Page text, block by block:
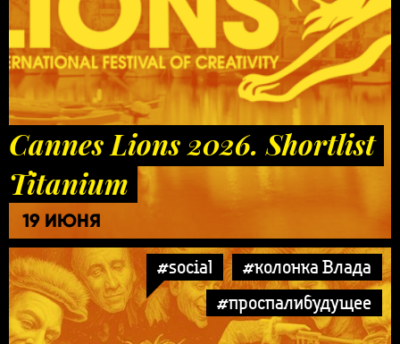
Cannes Lions 2026. Shortlist
Titanium
19 ИЮНЯ
#social
#колонка Влада
#проспалибудущее